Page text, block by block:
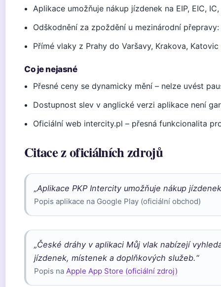
Aplikace umožňuje nákup jízdenek na EIP, EIC,
Odškodnění za zpoždění u mezinárodní
Přímé vlaky z Prahy do Varšavy, Krakova, Katovic
Co je nejasné
Přesné ceny se dynamicky mění – nelze uvést
Dostupnost slev v anglické verzi aplikace není
Oficiální web intercity.pl – přesná funkcionalita
Citace z oficiálních zdrojů
„Aplikace PKP Intercity umožňuje nákup
Popis aplikace na Google Play (oficiální obchod)
„České dráhy v aplikaci Můj vlak nabízejí
jízdenek, místenek a doplňkových služeb.“
Popis na Apple App Store (oficiální zdroj)